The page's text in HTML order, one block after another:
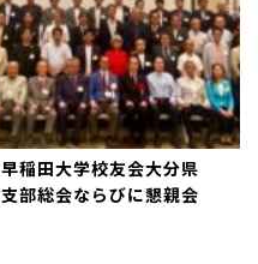
早稲田大学校友会大分県
支部総会ならびに懇親会